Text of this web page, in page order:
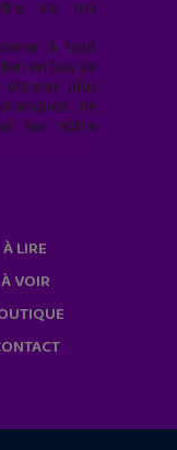
de ma
à tout
en bas de
obtenir plus
de
sur notre
À LIRE
À VOIR